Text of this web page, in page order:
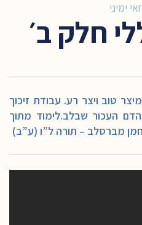
ימיני
חלק ב׳
טוב ויצר רע. עבודת זיכוך
הדם העכור שבלב.לימוד מתוך
מברסלב – תורה ל”ו (ע”ב)